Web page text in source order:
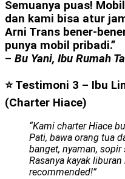
Semuanya puas!
dan kami bisa atur
Arni Trans bener-
punya mobil pribadi.”
– Bu Yani, Ibu Rumah
⭐ Testimoni 3 – Ibu
(Charter Hiace)
“Kami charter Hiace
Pati, bawa orang tua
banget, nyaman, sopir
Rasanya kayak
recommended!”